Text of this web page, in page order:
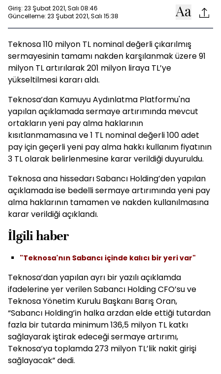
Giriş: 23 Şubat 2021, Salı 08:46
Güncelleme: 23 Şubat 2021, Salı 15:38
Teknosa 110 milyon TL nominal değerli çıkarılmış
sermayesinin tamamı nakden karşılanmak üzere 91
milyon TL artırılarak 201 milyon liraya TL’ye
yükseltilmesi kararı aldı.
Teknosa’dan Kamuyu Aydınlatma Platformu'na
yapılan açıklamada sermaye artırımında mevcut
ortakların yeni pay alma haklarının
kısıtlanmamasına ve 1 TL nominal değerli 100 adet
pay için geçerli yeni pay alma hakkı kullanım fiyatının
3 TL olarak belirlenmesine karar verildiği duyuruldu.
Teknosa ana hissedarı Sabancı Holding’den yapılan
açıklamada ise bedelli sermaye artırımında yeni pay
alma haklarının tamamen ve nakden kullanılmasına
karar verildiği açıklandı.
İlgili haber
"Teknosa'nın Sabancı içinde kalıcı bir yeri var"
Teknosa’dan yapılan ayrı bir yazılı açıklamda
ifadelerine yer verilen Sabancı Holding CFO’su ve
Teknosa Yönetim Kurulu Başkanı Barış Oran,
“Sabancı Holding’in halka arzdan elde ettiği tutardan
fazla bir tutarda minimum 136,5 milyon TL katkı
sağlayarak iştirak edeceği sermaye artırımı,
Teknosa’ya toplamda 273 milyon TL’lik nakit girişi
sağlayacak” dedi.